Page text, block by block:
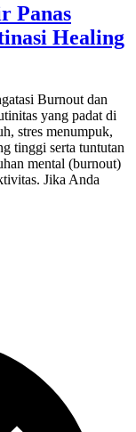
Panas
Healing
Burnout dan
yang padat di
stres menumpuk,
tinggi serta tuntutan
mental (burnout)
Jika Anda